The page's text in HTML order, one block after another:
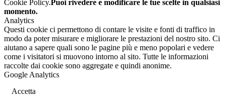
Cookie Policy.Puoi rivedere e modificare le tue scelte in qualsiasi
momento.
Analytics
Questi cookie ci permettono di contare le visite e fonti di traffico in
modo da poter misurare e migliorare le prestazioni del nostro sito. Ci
aiutano a sapere quali sono le pagine più e meno popolari e vedere
come i visitatori si muovono intorno al sito. Tutte le informazioni
raccolte dai cookie sono aggregate e quindi anonime.
Google Analytics
Accetta